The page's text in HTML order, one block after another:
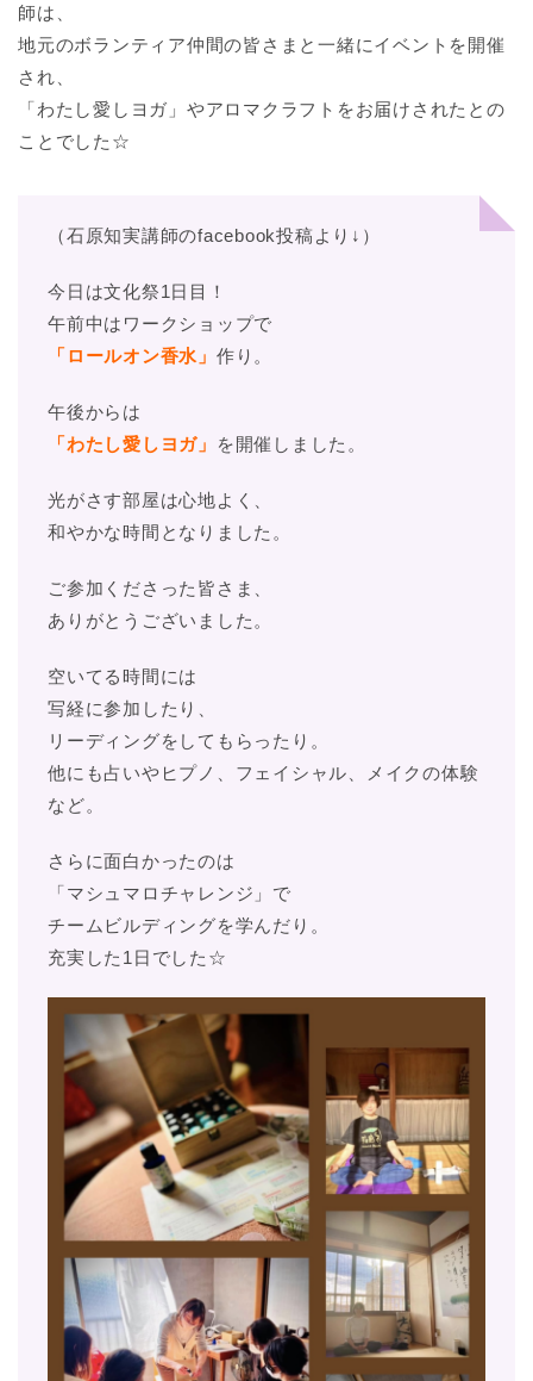
師は、
地元のボランティア仲間の皆さまと一緒にイベントを開催
され、
「わたし愛しヨガ」やアロマクラフトをお届けされたとの
ことでした☆
（石原知実講師のfacebook投稿より↓）
今日は文化祭1日目！
午前中はワークショップで
「ロールオン香水」 作り。
午後からは
「わたし愛しヨガ」
を開催しました。
光がさす部屋は心地よく、
和やかな時間となりました。
ご参加くださった皆さま、
ありがとうございました。
空いてる時間には
写経に参加したり、
リーディングをしてもらったり。
他にも占いやヒプノ、フェイシャル、メイクの体験
など。
さらに面白かったのは
「マシュマロチャレンジ」で
チームビルディングを学んだり。
充実した1日でした☆